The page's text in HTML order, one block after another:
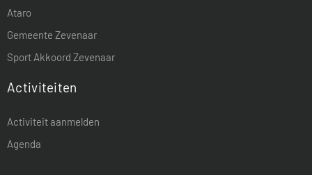
Ataro
Gemeente Zevenaar
Sport Akkoord Zevenaar
Activiteiten
Activiteit aanmelden
Agenda